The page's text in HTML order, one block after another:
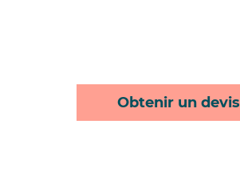
Obtenir un devis